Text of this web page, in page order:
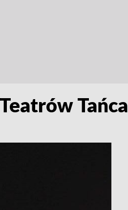
Tańca